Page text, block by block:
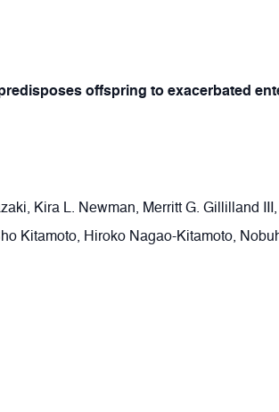
offspring to exacerbated
Kira L. Newman, Merritt G. Gillilland
Kitamoto, Hiroko Nagao-Kitamoto,